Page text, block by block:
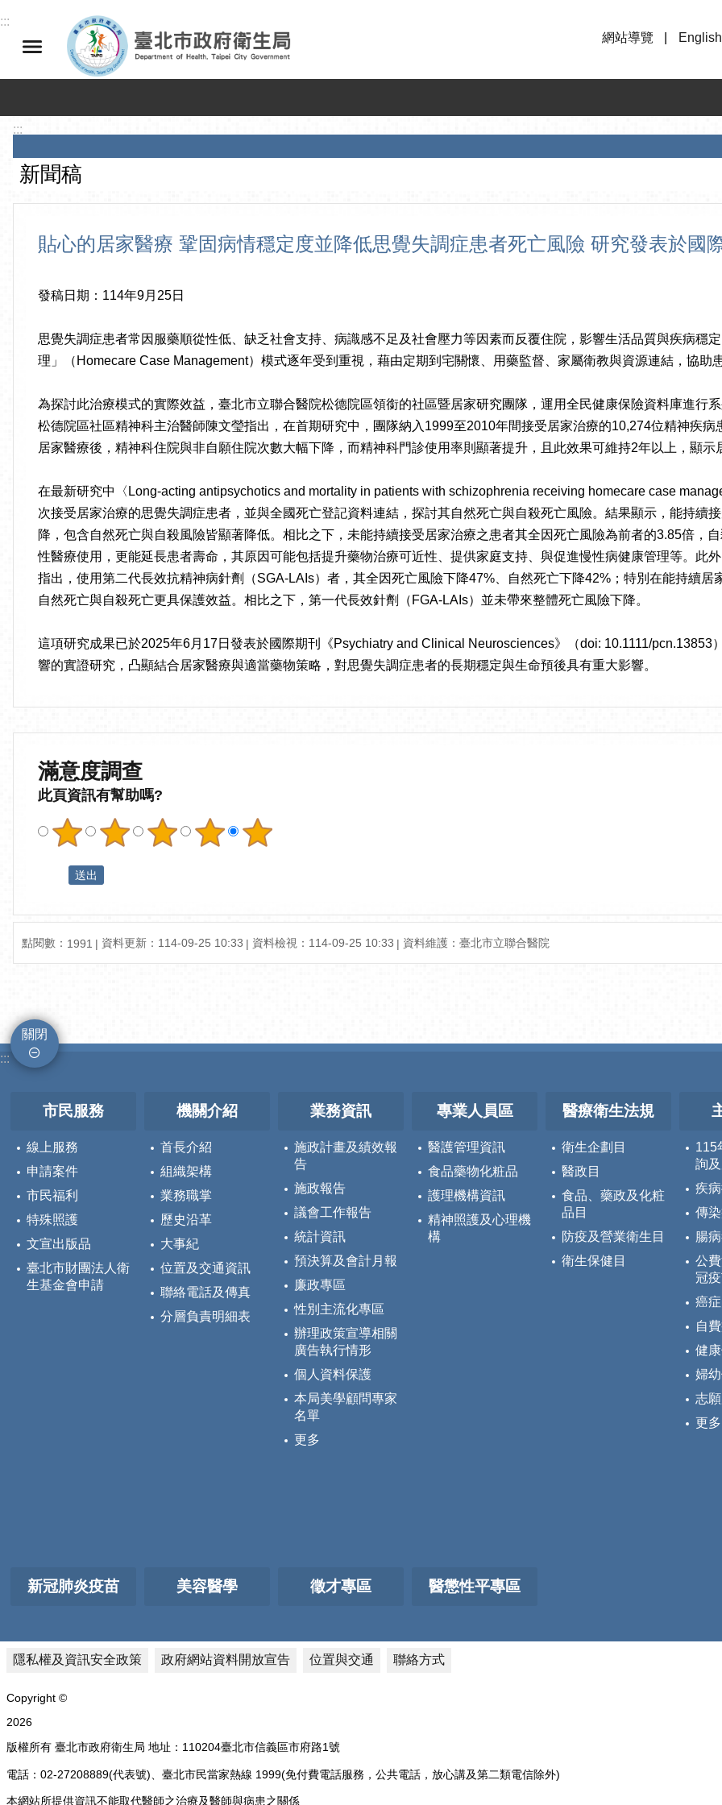
跳到主要內容區塊
:::
網站導覽
English
:::
新聞稿
貼心的居家醫療 鞏固病情穩定度並降低思覺失調症患者死亡風險 研究發表於國
發稿日期：114年9月25日
思覺失調症患者常因服藥順從性低、缺乏社會支持、病識感不足及社會壓力等因素而反覆住院，影響生活品質與疾病穩
理」（Homecare Case Management）模式逐年受到重視，藉由定期到宅關懷、用藥監督、家屬衛教與資源連結，協助
為探討此治療模式的實際效益，臺北市立聯合醫院松德院區領銜的社區暨居家研究團隊，運用全民健康保險資料庫進行
松德院區社區精神科主治醫師陳文瑩指出，在首期研究中，團隊納入1999至2010年間接受居家治療的10,274位精神疾
居家醫療後，精神科住院與非自願住院次數大幅下降，而精神科門診使用率則顯著提升，且此效果可維持2年以上，顯
在最新研究中〈Long-acting antipsychotics and mortality in patients with schizophrenia receiving homecare case
次接受居家治療的思覺失調症患者，並與全國死亡登記資料連結，探討其自然死亡與自殺死亡風險。結果顯示，能持續
降，包含自然死亡與自殺風險皆顯著降低。相比之下，未能持續接受居家治療之患者其全因死亡風險為前者的3.85倍，
性醫療使用，更能延長患者壽命，其原因可能包括提升藥物治療可近性、提供家庭支持、與促進慢性病健康管理等。此
指出，使用第二代長效抗精神病針劑（SGA-LAIs）者，其全因死亡風險下降47%、自然死亡下降42%；特別在能持續
自然死亡與自殺死亡更具保護效益。相比之下，第一代長效針劑（FGA-LAIs）並未帶來整體死亡風險下降。
這項研究成果已於2025年6月17日發表於國際期刊《Psychiatry and Clinical Neurosciences》（doi: 10.1111/
響的實證研究，凸顯結合居家醫療與適當藥物策略，對思覺失調症患者的長期穩定與生命預後具有重大影響。
滿意度調查
此頁資訊有幫助嗎?
點閱數： 1991 資料更新：114-09-25 10:33 資料檢視：114-09-25 10:33 資料維護：臺北市立聯合醫院
關閉
:::
市民服務
線上服務
申請案件
市民福利
特殊照護
文宣出版品
臺北市財團法人衛
生基金會申請
機關介紹
首長介紹
組織架構
業務職掌
歷史沿革
大事紀
位置及交通資訊
聯絡電話及傳真
分層負責明細表
業務資訊
施政計畫及績效報
告
施政報告
議會工作報告
統計資訊
預決算及會計月報
廉政專區
性別主流化專區
辦理政策宣導相關
廣告執行情形
個人資料保護
本局美學顧問專家
名單
更多
專業人員區
醫護管理資訊
食品藥物化粧品
護理機構資訊
精神照護及心理機
構
醫療衛生法規
衛生企劃目
醫政目
食品、藥政及化粧
品目
防疫及營業衛生目
衛生保健目
115
詢
疾
傳
腸
公
冠
癌
自
健
婦
志
更多
新冠肺炎疫苗 美容醫學 徵才專區 醫懲性平專區
隱私權及資訊安全政策 政府網站資料開放宣告 位置與交通 聯絡方式
Copyright ©
2026
版權所有 臺北市政府衛生局 地址：110204臺北市信義區市府路1號
電話：02-27208889(代表號)、臺北市民當家熱線 1999(免付費電話服務，公共電話，放心講及第二類電信除外)
本網站所提供資訊不能取代醫師之治療及醫師與病患之關係